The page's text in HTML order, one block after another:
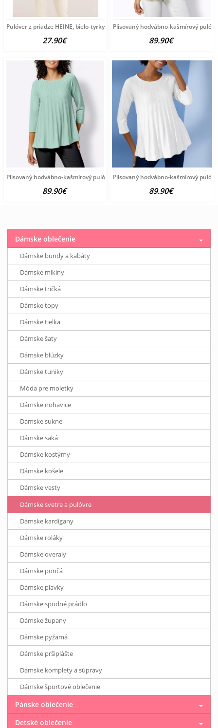
Pulóver z priadze HEINE, bielo-tyrkysový
27.90€
Plisovaný hodvábno-kašmírový
89.90€
Plisovaný hodvábno-kašmírový pulóver vzhľadom Création
89.90€
Plisovaný hodvábno-kašmírový
89.90€
Dámske oblečenie
Dámske bundy a kabáty
Dámske mikiny
Dámske tričká
Dámske topy
Dámske tielka
Dámske šaty
Dámske blúzky
Dámske tuniky
Móda pre moletky
Dámske nohavice
Dámske sukne
Dámske saká
Dámske kostýmy
Dámske košele
Dámske vesty
Dámske svetre a pulóvre
Dámske kardigany
Dámske roláky
Dámske overaly
Dámske pončá
Dámske plavky
Dámske spodné prádlo
Dámske župany
Dámske pyžamá
Dámske pršiplášte
Dámske komplety a súpravy
Dámske športové oblečenie
Pánske oblečenie
Detské oblečenie